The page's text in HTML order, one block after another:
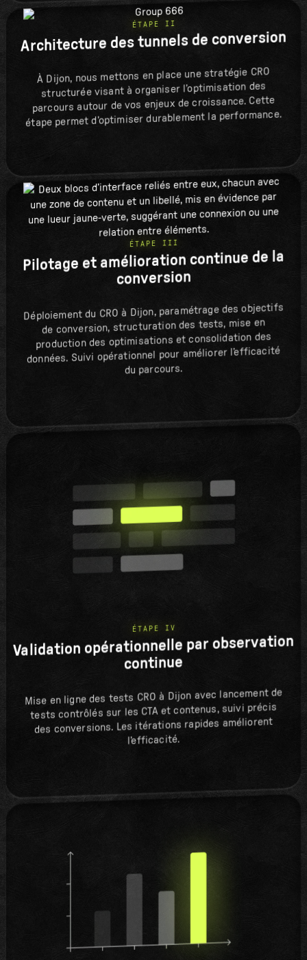
ÉTAPE II
Architecture des tunnels de conversion
À Dijon, nous mettons en place une stratégie CRO
structurée visant à organiser l’optimisation des
parcours autour de vos enjeux de croissance. Cette
étape permet d’optimiser durablement la performance.
ÉTAPE III
Pilotage et amélioration continue de la
conversion
Déploiement du CRO à Dijon, paramétrage des objectifs
de conversion, structuration des tests, mise en
production des optimisations et consolidation des
données. Suivi opérationnel pour améliorer l’efficacité
du parcours.
ÉTAPE IV
Validation opérationnelle par observation
continue
Mise en ligne des tests CRO à Dijon avec lancement de
tests contrôlés sur les CTA et contenus, suivi précis
des conversions. Les itérations rapides améliorent
l’efficacité.